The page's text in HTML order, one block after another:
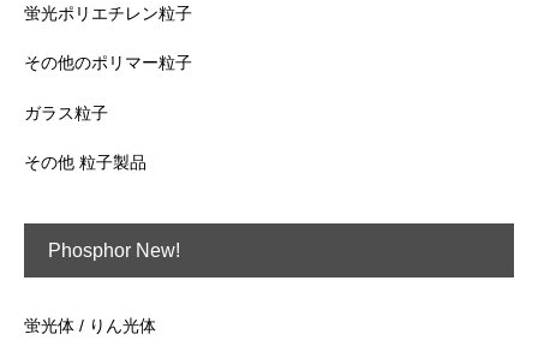
蛍光ポリエチレン粒子
その他のポリマー粒子
ガラス粒子
その他 粒子製品
Phosphor New!
蛍光体 / りん光体